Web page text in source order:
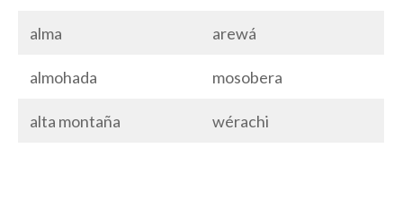
alma arewá
almohada mosobera
alta montaña wérachi